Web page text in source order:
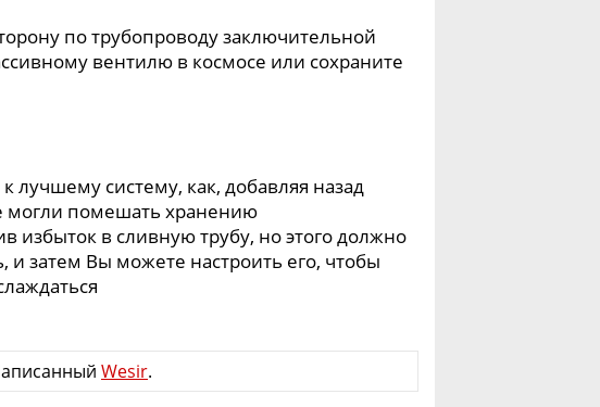
по трубопроводу заключительной
вентилю в космосе или сохраните
лучшему систему, как, добавляя назад
могли помешать хранению
избыток в сливную трубу, но этого должно
и затем Вы можете настроить его, чтобы
Wesir.